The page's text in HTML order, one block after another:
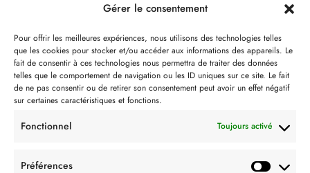
Gérer le consentement
Pour offrir les meilleures expériences, nous utilisons des technologies telles
que les cookies pour stocker et/ou accéder aux informations des appareils. Le
fait de consentir à ces technologies nous permettra de traiter des données
telles que le comportement de navigation ou les ID uniques sur ce site. Le fait
de ne pas consentir ou de retirer son consentement peut avoir un effet négatif
sur certaines caractéristiques et fonctions.
Fonctionnel Toujours activé
Préférences
Notre philosophie
Contact
Partenaire de: